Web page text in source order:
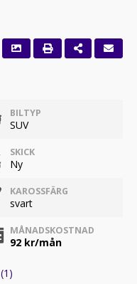
BILTYP
SUV
SKICK
Ny
KAROSSFÄRG
svart
MÅNADSKOSTNAD
92 kr/mån
(1)